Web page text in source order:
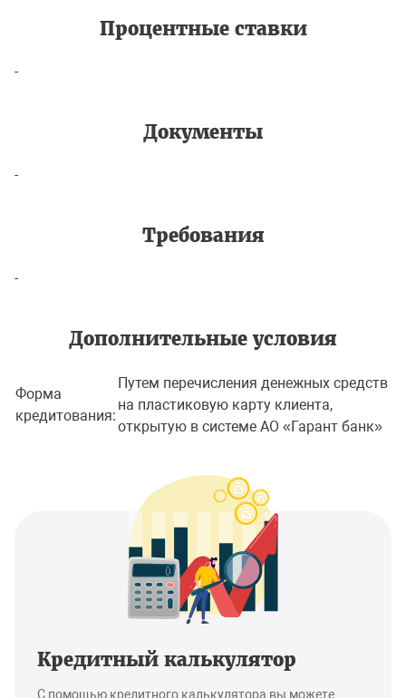
Процентные ставки
-
Документы
-
Требования
-
Дополнительные условия
Форма
кредитования:
Путем перечисления денежных средств
на пластиковую карту клиента,
открытую в системе АО «Гарант банк»
Кредитный калькулятор
С помощью кредитного калькулятора вы можете